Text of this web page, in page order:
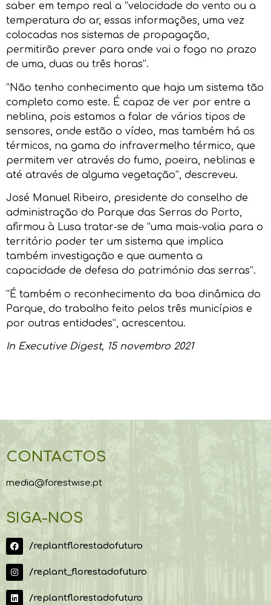
saber em tempo real a “velocidade do vento ou a
temperatura do ar, essas informações, uma vez
colocadas nos sistemas de propagação,
permitirão prever para onde vai o fogo no prazo
de uma, duas ou três horas”.
“Não tenho conhecimento que haja um sistema tão
completo como este. É capaz de ver por entre a
neblina, pois estamos a falar de vários tipos de
sensores, onde estão o vídeo, mas também há os
térmicos, na gama do infravermelho térmico, que
permitem ver através do fumo, poeira, neblinas e
até através de alguma vegetação”, descreveu.
José Manuel Ribeiro, presidente do conselho de
administração do Parque das Serras do Porto,
afirmou à Lusa tratar-se de “uma mais-valia para o
território poder ter um sistema que implica
também investigação e que aumenta a
capacidade de defesa do património das serras”.
“É também o reconhecimento da boa dinâmica do
Parque, do trabalho feito pelos três municípios e
por outras entidades”, acrescentou.
In Executive Digest, 15 novembro 2021
CONTACTOS
media@forestwise.pt
SIGA-NOS
/replantflorestadofuturo
/replant_florestadofuturo
/replantflorestadofuturo